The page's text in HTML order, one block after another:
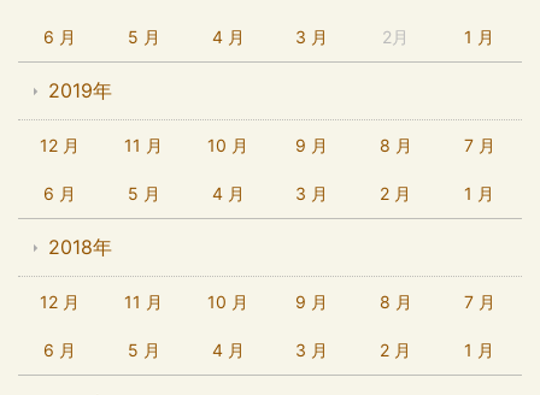
6 月 5 月 4 月 3 月 2月 1 月
2019年
12 月 11 月 10 月 9 月 8 月 7 月
6 月 5 月 4 月 3 月 2 月 1 月
2018年
12 月 11 月 10 月 9 月 8 月 7 月
6 月 5 月 4 月 3 月 2 月 1 月